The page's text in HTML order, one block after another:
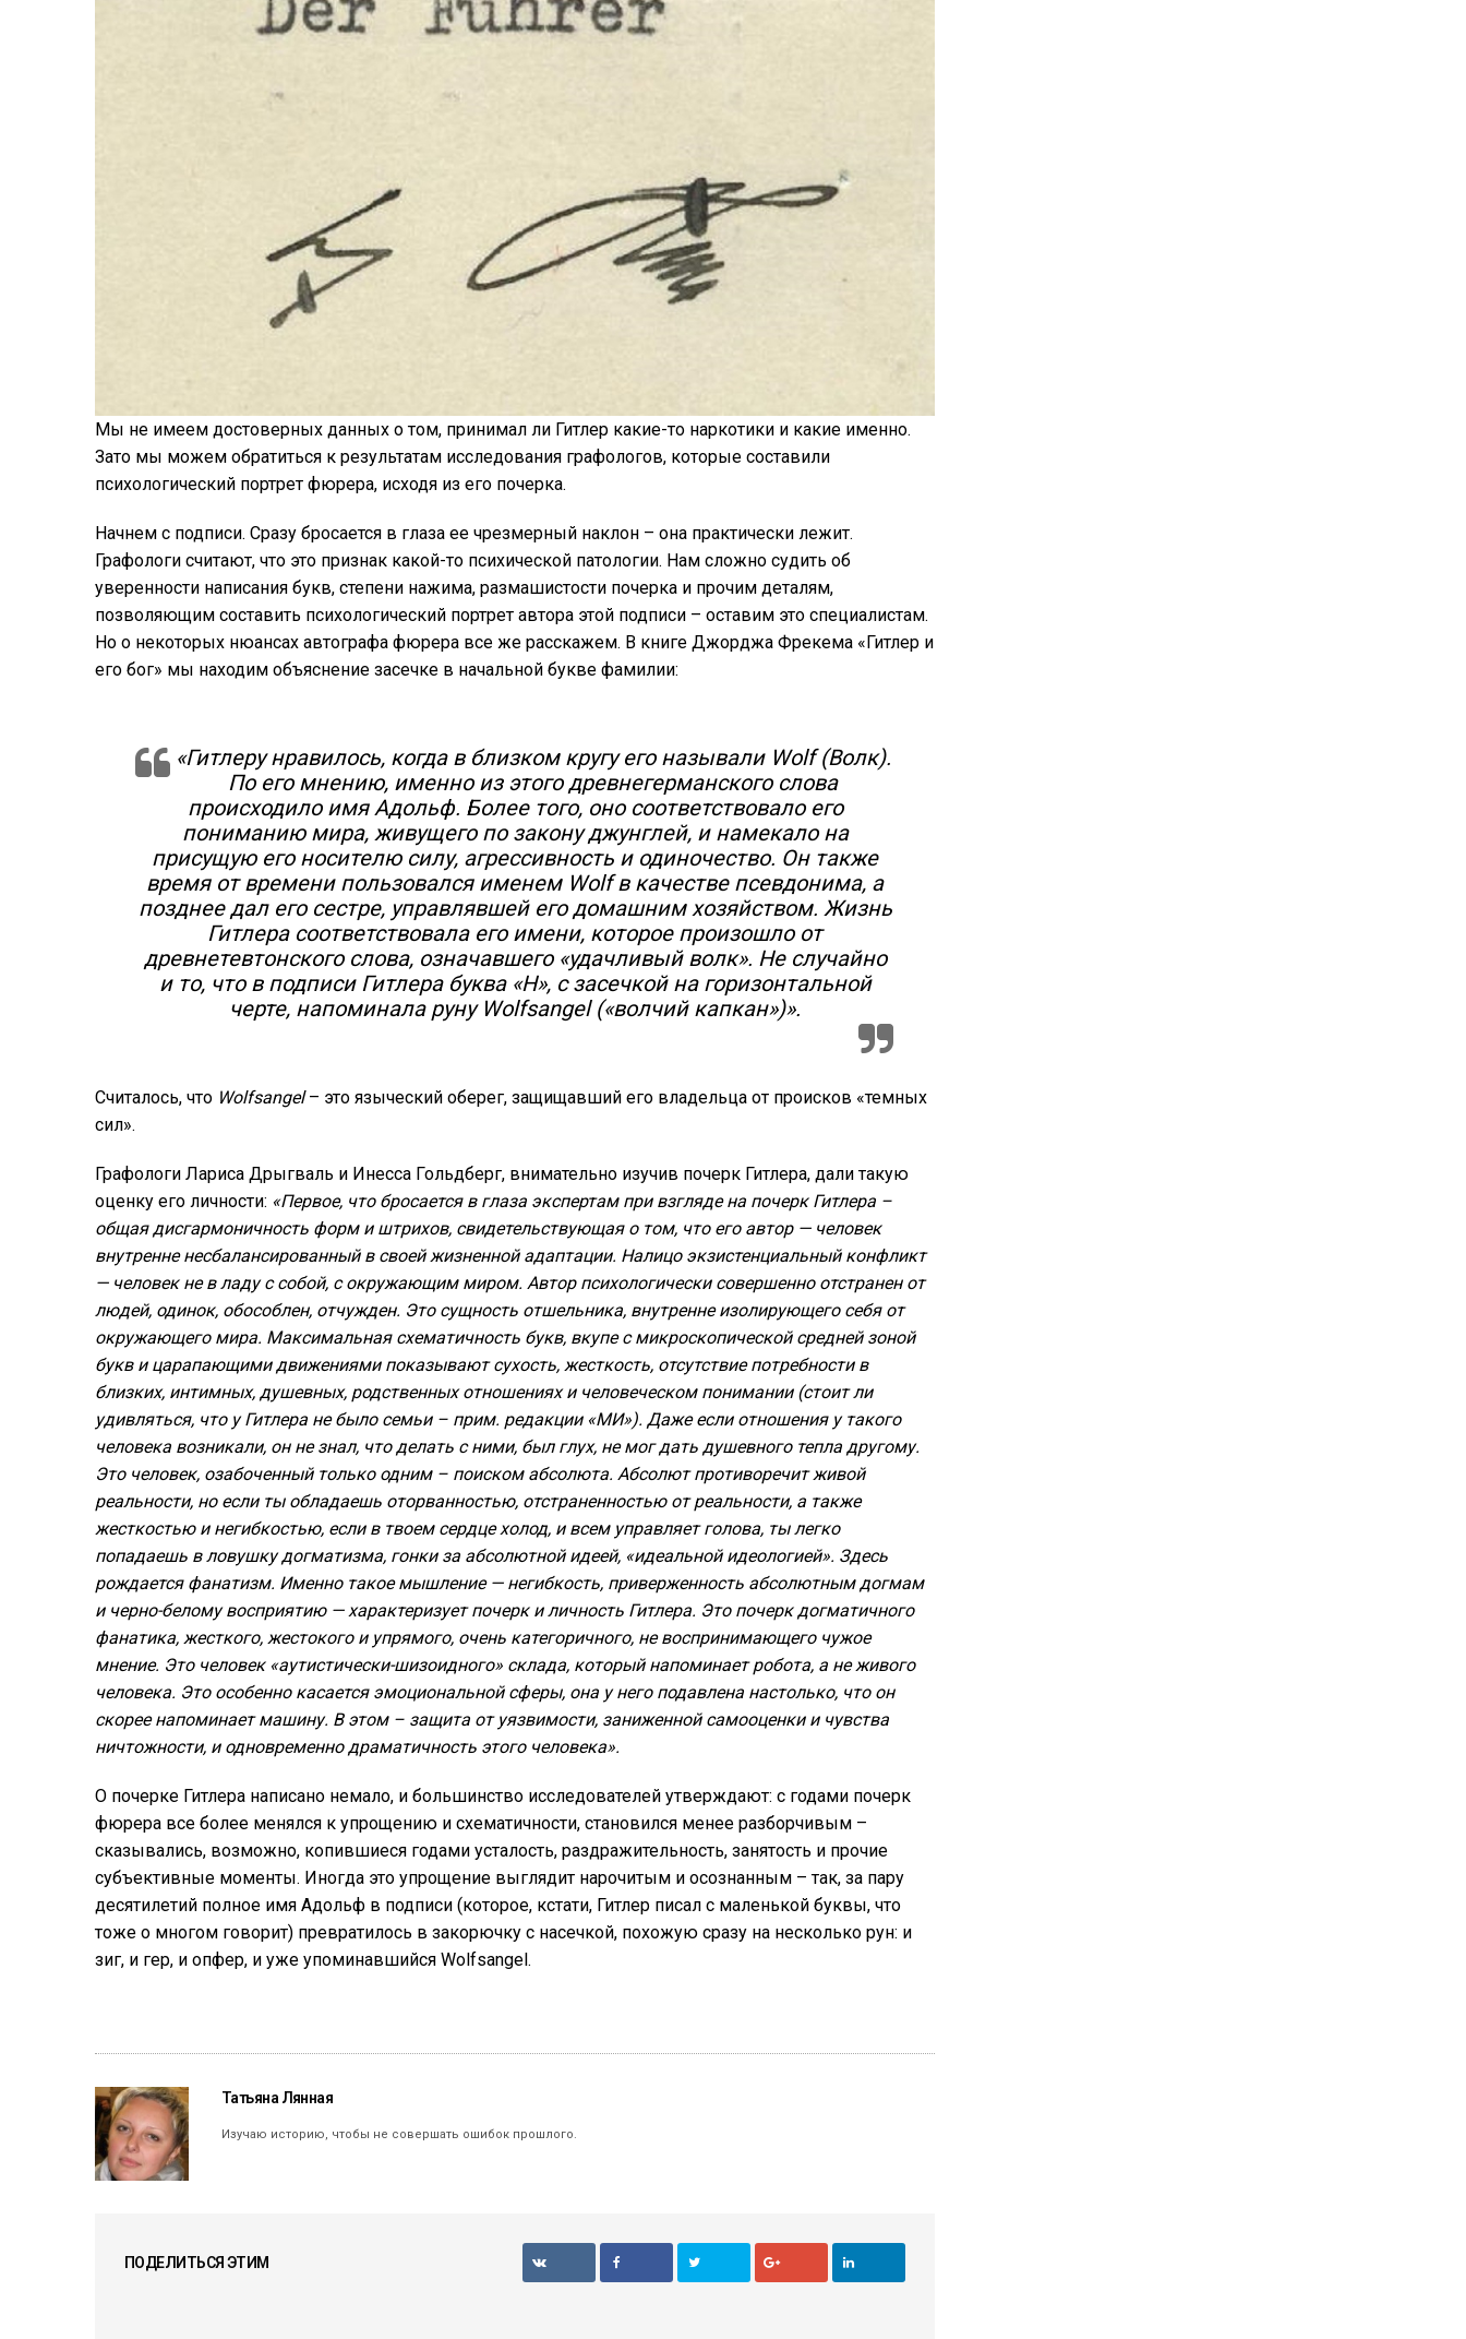
Мы не имеем достоверных данных о том, принимал ли Гитлер какие-то наркотики и какие именно.
Зато мы можем обратиться к результатам исследования графологов, которые составили
психологический портрет фюрера, исходя из его почерка.
Начнем с подписи. Сразу бросается в глаза ее чрезмерный наклон – она практически лежит.
Графологи считают, что это признак какой-то психической патологии. Нам сложно судить об
уверенности написания букв, степени нажима, размашистости почерка и прочим деталям,
позволяющим составить психологический портрет автора этой подписи – оставим это специалистам.
Но о некоторых нюансах автографа фюрера все же расскажем. В книге Джорджа Фрекема «Гитлер и
его бог» мы находим объяснение засечке в начальной букве фамилии:
«Гитлеру нравилось, когда в близком кругу его называли Wolf (Волк).
По его мнению, именно из этого древнегерманского слова
происходило имя Адольф. Более того, оно соответствовало его
пониманию мира, живущего по закону джунглей, и намекало на
присущую его носителю силу, агрессивность и одиночество. Он также
время от времени пользовался именем Wolf в качестве псевдонима, а
позднее дал его сестре, управлявшей его домашним хозяйством. Жизнь
Гитлера соответствовала его имени, которое произошло от
древнетевтонского слова, означавшего «удачливый волк». Не случайно
и то, что в подписи Гитлера буква «H», с засечкой на горизонтальной
черте, напоминала руну Wolfsangel («волчий капкан»)».
Считалось, что Wolfsangel– это языческий оберег, защищавший его владельца от происков «темных
сил».
Графологи Лариса Дрыгваль и Инесса Гольдберг, внимательно изучив почерк Гитлера, дали такую
оценку его личности: «Первое, что бросается в глаза экспертам при взгляде на почерк Гитлера –
общая дисгармоничность форм и штрихов, свидетельствующая о том, что его автор — человек
внутренне несбалансированный в своей жизненной адаптации. Налицо экзистенциальный конфликт
— человек не в ладу с собой, с окружающим миром. Автор психологически совершенно отстранен от
людей, одинок, обособлен, отчужден. Это сущность отшельника, внутренне изолирующего себя от
окружающего мира. Максимальная схематичность букв, вкупе с микроскопической средней зоной
букв и царапающими движениями показывают сухость, жесткость, отсутствие потребности в
близких, интимных, душевных, родственных отношениях и человеческом понимании (стоит ли
удивляться, что у Гитлера не было семьи – прим. редакции «МИ»). Даже если отношения у такого
человека возникали, он не знал, что делать с ними, был глух, не мог дать душевного тепла другому.
Это человек, озабоченный только одним – поиском абсолюта. Абсолют противоречит живой
реальности, но если ты обладаешь оторванностью, отстраненностью от реальности, а также
жесткостью и негибкостью, если в твоем сердце холод, и всем управляет голова, ты легко
попадаешь в ловушку догматизма, гонки за абсолютной идеей, «идеальной идеологией». Здесь
рождается фанатизм. Именно такое мышление — негибкость, приверженность абсолютным догмам
и черно-белому восприятию — характеризует почерк и личность Гитлера. Это почерк догматичного
фанатика, жесткого, жестокого и упрямого, очень категоричного, не воспринимающего чужое
мнение. Это человек «аутистически-шизоидного» склада, который напоминает робота, а не живого
человека. Это особенно касается эмоциональной сферы, она у него подавлена настолько, что он
скорее напоминает машину. В этом – защита от уязвимости, заниженной самооценки и чувства
ничтожности, и одновременно драматичность этого человека».
О почерке Гитлера написано немало, и большинство исследователей утверждают: с годами почерк
фюрера все более менялся к упрощению и схематичности, становился менее разборчивым –
сказывались, возможно, копившиеся годами усталость, раздражительность, занятость и прочие
субъективные моменты. Иногда это упрощение выглядит нарочитым и осознанным – так, за пару
десятилетий полное имя Адольф в подписи (которое, кстати, Гитлер писал с маленькой буквы, что
тоже о многом говорит) превратилось в закорючку с насечкой, похожую сразу на несколько рун: и
зиг, и гер, и опфер, и уже упоминавшийся Wolfsangel.
Татьяна Лянная
Изучаю историю, чтобы не совершать ошибок прошлого.
ПОДЕЛИТЬСЯ ЭТИМ